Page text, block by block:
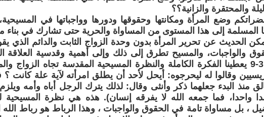
والمحتقرة والزانية؟؟
وضع المرأة ومكانتها وحقوقها ودورها وواجباتها في
المسلمة إلى هذا المستوى من المساواة والحرية حتى تشارك في بناء
الحديث عن تحرير المرأة بدون وحدة الزواج الثابت والدائم الذي
والواجبات، والمسيح تطرق إلى ذلك وإلى أهمية وقدسية العلاقة
3:19-9 يعطينا الفكرة الكاملة والنظرة المسيحية المقدسة تجاه الزواج
وقالوا له ليحرجوه: أيحل لأحد أن يطلق امرأته لآية علة كانت
منذ البدء جعلهما ذكر وأنثى وقال: لذلك يترك الرجل أباه وأمه ويلزم
واحدا، فما جمعه الله لا يفرقه إنسان). هذه هي نظرة المسيحية
، بل مساواة تامة في الحقوق والواجبات ، وهذا الرباط هو رباط